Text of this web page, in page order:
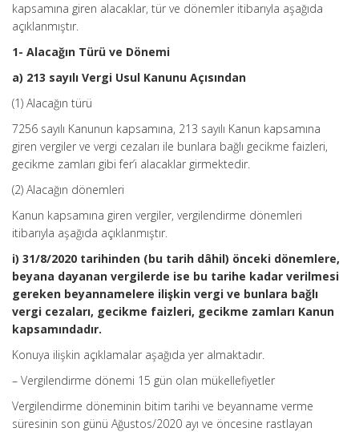
kapsamına giren alacaklar, tür ve dönemler itibarıyla aşağıda
açıklanmıştır.
1- Alacağın Türü ve Dönemi
a) 213 sayılı Vergi Usul Kanunu Açısından
(1) Alacağın türü
7256 sayılı Kanunun kapsamına, 213 sayılı Kanun kapsamına
giren vergiler ve vergi cezaları ile bunlara bağlı gecikme faizleri,
gecikme zamları gibi fer’i alacaklar girmektedir.
(2) Alacağın dönemleri
Kanun kapsamına giren vergiler, vergilendirme dönemleri
itibarıyla aşağıda açıklanmıştır.
i) 31/8/2020 tarihinden (bu tarih dâhil) önceki dönemlere,
beyana dayanan vergilerde ise bu tarihe kadar verilmesi
gereken beyannamelere ilişkin vergi ve bunlara bağlı
vergi cezaları, gecikme faizleri, gecikme zamları Kanun
kapsamındadır.
Konuya ilişkin açıklamalar aşağıda yer almaktadır.
– Vergilendirme dönemi 15 gün olan mükellefiyetler
Vergilendirme döneminin bitim tarihi ve beyanname verme
süresinin son günü Ağustos/2020 ayı ve öncesine rastlayan